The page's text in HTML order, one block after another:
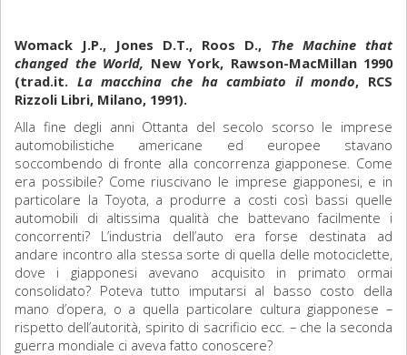
Womack J.P., Jones D.T., Roos D., The Machine that
changed the World, New York, Rawson-MacMillan 1990
(trad.it. La macchina che ha cambiato il mondo, RCS
Rizzoli Libri, Milano, 1991).
Alla fine degli anni Ottanta del secolo scorso le imprese
automobilistiche americane ed europee stavano
soccombendo di fronte alla concorrenza giapponese. Come
era possibile? Come riuscivano le imprese giapponesi, e in
particolare la Toyota, a produrre a costi così bassi quelle
automobili di altissima qualità che battevano facilmente i
concorrenti? L’industria dell’auto era forse destinata ad
andare incontro alla stessa sorte di quella delle motociclette,
dove i giapponesi avevano acquisito in primato ormai
consolidato? Poteva tutto imputarsi al basso costo della
mano d’opera, o a quella particolare cultura giapponese –
rispetto dell’autorità, spirito di sacrificio ecc. – che la seconda
guerra mondiale ci aveva fatto conoscere?